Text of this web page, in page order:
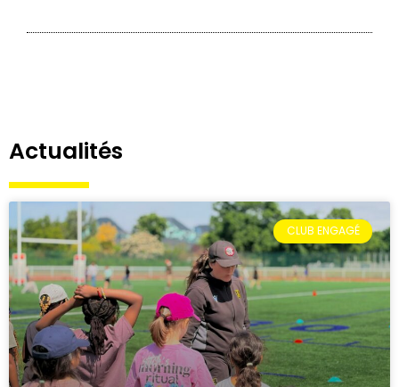
Actualités
CLUB ENGAGÉ